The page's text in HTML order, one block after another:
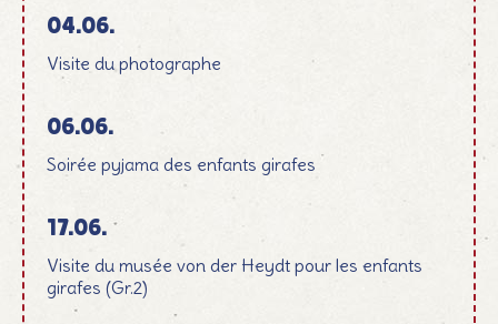
04.06.
Visite du photographe
06.06.
Soirée pyjama des enfants girafes
17.06.
Visite du musée von der Heydt pour les enfants
girafes (Gr.2)